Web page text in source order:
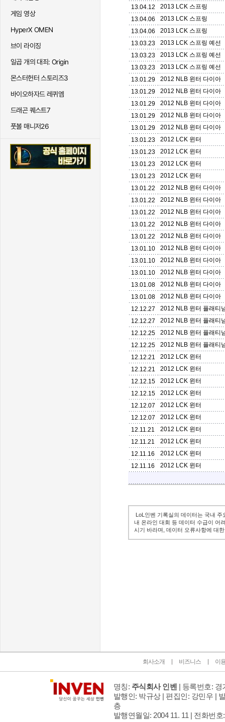
게임 영상
HyperX OMEN
브이 라이징
일곱 개의 대죄: Origin
몬스터헌터 스토리즈3
바이오하자드 레퀴엠
드래곤 퀘스트7
풋볼 매니저26
13.04.12
2013 LCK 스프링
13.04.06
2013 LCK 스프링
13.04.06
2013 LCK 스프링
13.03.23
2013 LCK 스프링 예선
13.03.23
2013 LCK 스프링 예선
13.03.23
2013 LCK 스프링 예선
13.01.29
2012 NLB 윈터 다이아
13.01.29
2012 NLB 윈터 다이아
13.01.29
2012 NLB 윈터 다이아
13.01.29
2012 NLB 윈터 다이아
13.01.29
2012 NLB 윈터 다이아
13.01.23
2012 LCK 윈터
13.01.23
2012 LCK 윈터
13.01.23
2012 LCK 윈터
13.01.23
2012 LCK 윈터
13.01.22
2012 NLB 윈터 다이아
13.01.22
2012 NLB 윈터 다이아
13.01.22
2012 NLB 윈터 다이아
13.01.22
2012 NLB 윈터 다이아
13.01.22
2012 NLB 윈터 다이아
13.01.10
2012 NLB 윈터 다이아
13.01.10
2012 NLB 윈터 다이아
13.01.10
2012 NLB 윈터 다이아
13.01.08
2012 NLB 윈터 다이아
13.01.08
2012 NLB 윈터 다이아
12.12.27
2012 NLB 윈터 플래티
12.12.27
2012 NLB 윈터 플래티
12.12.25
2012 NLB 윈터 플래티
12.12.25
2012 NLB 윈터 플래티
12.12.21
2012 LCK 윈터
12.12.21
2012 LCK 윈터
12.12.15
2012 LCK 윈터
12.12.15
2012 LCK 윈터
12.12.07
2012 LCK 윈터
12.12.07
2012 LCK 윈터
12.11.21
2012 LCK 윈터
12.11.21
2012 LCK 윈터
12.11.16
2012 LCK 윈터
12.11.16
2012 LCK 윈터
LoL인벤 기록실의 데이터는 국내
내 온라인 대회 등 데이터 수급이 어
시기 바라며, 데이터 오류사항에 대
회사소개 비즈니스 이
명칭: 주식회사 인벤 | 등록번호: 경
발행인: 박규상 | 편집인: 강민우 |
층
발행연월일: 2004 11. 11 | 전화번호